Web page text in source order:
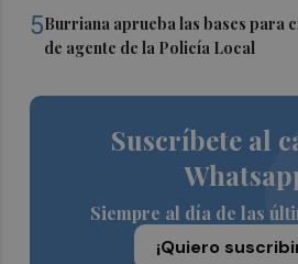
5Burriana aprueba las bases para
de agente de la Policía Local
Suscríbete al
Siempre al día de las
¡Quiero